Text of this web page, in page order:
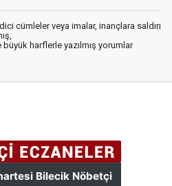
cümleler veya imalar, inançlara saldırı
harflerle yazılmış yorumlar